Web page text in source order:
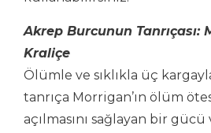
Akrep Burcunun Tanrıçası:
Kraliçe
Ölümle ve sıklıkla üç
tanrıça Morrigan’ın ölüm
açılmasını sağlayan bir